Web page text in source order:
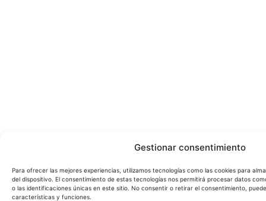
Gestionar consentimiento
Para ofrecer las mejores experiencias, utilizamos tecnologías como las cookies para
del dispositivo. El consentimiento de estas tecnologías nos permitirá procesar datos
o las identificaciones únicas en este sitio. No consentir o retirar el consentimiento,
características y funciones.